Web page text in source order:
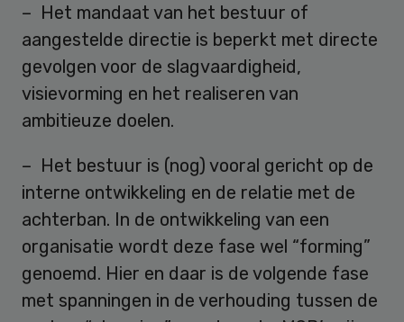
– Het mandaat van het bestuur of
aangestelde directie is beperkt met directe
gevolgen voor de slagvaardigheid,
visievorming en het realiseren van
ambitieuze doelen.
– Het bestuur is (nog) vooral gericht op de
interne ontwikkeling en de relatie met de
achterban. In de ontwikkeling van een
organisatie wordt deze fase wel “forming”
genoemd. Hier en daar is de volgende fase
met spanningen in de verhouding tussen de